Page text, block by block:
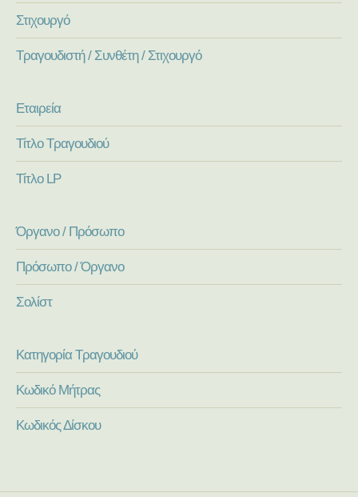
Στιχουργό
Τραγουδιστή / Συνθέτη / Στιχουργό
Εταιρεία
Τίτλο Τραγουδιού
Τίτλο LP
Όργανο / Πρόσωπο
Πρόσωπο / Όργανο
Σολίστ
Κατηγορία Τραγουδιού
Κωδικό Μήτρας
Κωδικός Δίσκου